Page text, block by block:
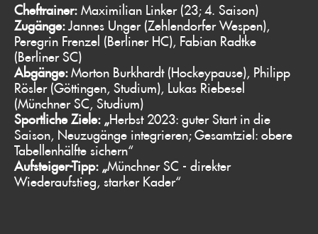
Cheftrainer: Maximilian Linker (23; 4. Saison)
Zugänge:Jannes Unger (Zehlendorfer Wespen),
Peregrin Frenzel (Berliner HC), Fabian Radtke
(Berliner SC)
Abgänge:Morton Burkhardt (Hockeypause), Philipp
Rösler (Göttingen, Studium), Lukas Riebesel
(Münchner SC, Studium)
Sportliche Ziele: „Herbst 2023: guter Start in die
Saison, Neuzugänge integrieren; Gesamtziel: obere
Tabellenhälfte sichern“
Aufsteiger-Tipp: „Münchner SC - direkter
Wiederaufstieg, starker Kader“